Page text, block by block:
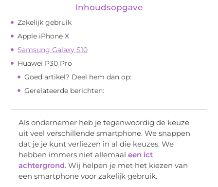
Inhoudsopgave
Zakelijk gebruik
Apple iPhone X
Samsung Galaxy S10
Huawei P30 Pro
Goed artikel? Deel hem dan op:
Gerelateerde berichten:
Als ondernemer heb je tegenwoordig de keuze
uit veel verschillende smartphone. We snappen
dat je je kunt verliezen in al die keuzes. We
hebben immers niet allemaaleen ict
achtergrond. Wij helpen je met het kiezen van
een smartphone voor zakelijk gebruik.